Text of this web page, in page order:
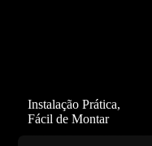
Instalação Prática,
Fácil de Montar